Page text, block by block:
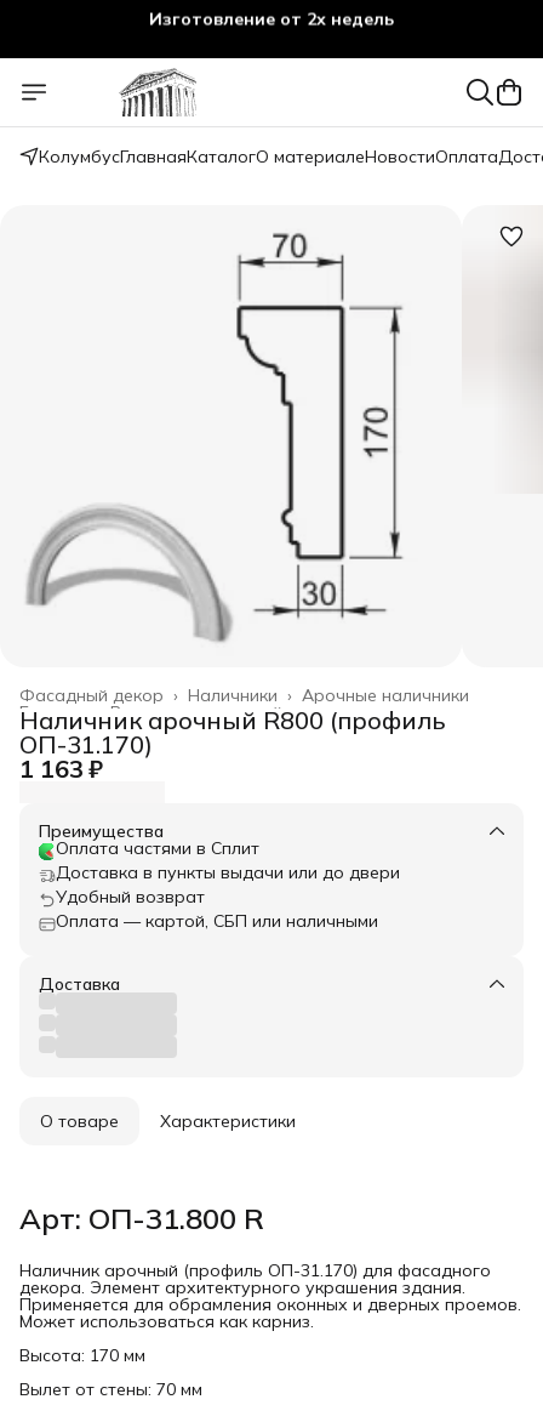
Изготовление от 2х недель
КолумбусГлавнаяКаталогО материалеНовостиОплата
Арочные наличники
Наличники ›
Фасадный декор ›
Весь архитектурный декор ›
Главная ›
Наличник арочный R800 (профиль
ОП-31.170)
1 163 ₽
Преимущества
Оплата частями в Сплит
Доставка в пункты выдачи или до двери
Удобный возврат
Оплата — картой, СБП или наличными
Доставка
О товаре Характеристики
Арт: ОП-31.800 R
Наличник арочный (профиль ОП-31.170) для фасадного
декора. Элемент архитектурного украшения здания.
Применяется для обрамления оконных и дверных проемов.
Может использоваться как карниз.
Высота: 170 мм
Вылет от стены: 70 мм